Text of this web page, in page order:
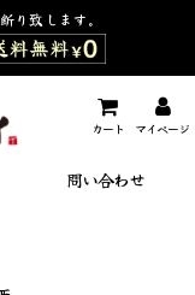
り致します。
カート マイページ
問い合わせ